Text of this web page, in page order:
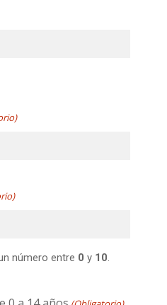
número entre 0 y 10.